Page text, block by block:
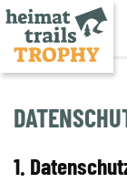
Zum
springen
1.